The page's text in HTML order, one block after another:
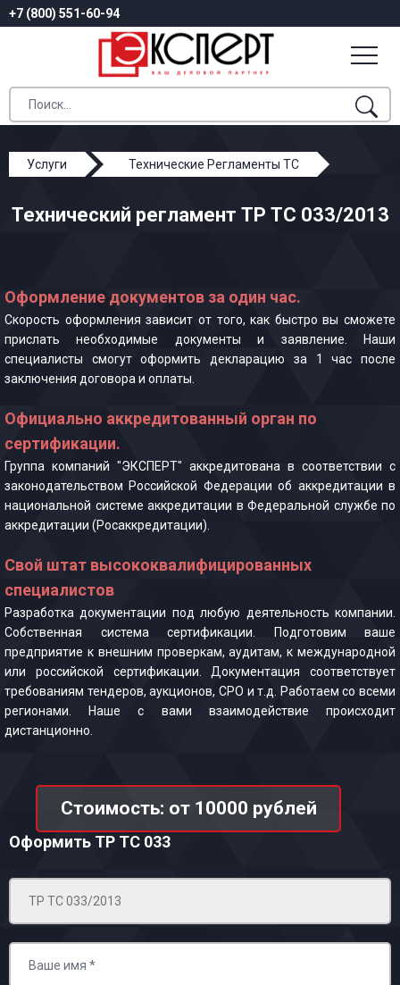
+7 (800) 551-60-94
Услуги
Технические Регламенты ТС
Технический регламент ТР ТС 033/2013
Оформление документов за один час.
Скорость оформления зависит от того, как быстро вы сможете
прислать необходимые документы и заявление. Наши
специалисты смогут оформить декларацию за 1 час после
заключения договора и оплаты.
Официально аккредитованный орган по
сертификации.
Группа компаний "ЭКСПЕРТ" аккредитована в соответствии с
законодательством Российской Федерации об аккредитации в
национальной системе аккредитации в Федеральной службе по
аккредитации (Росаккредитации).
Свой штат высококвалифицированных
специалистов
Разработка документации под любую деятельность компании.
Собственная система сертификации. Подготовим ваше
предприятие к внешним проверкам, аудитам, к международной
или российской сертификации. Документация соответствует
требованиям тендеров, аукционов, СРО и т.д. Работаем со всеми
регионами. Наше с вами взаимодействие происходит
дистанционно.
Стоимость: от 10000 рублей
Оформить ТР ТС 033